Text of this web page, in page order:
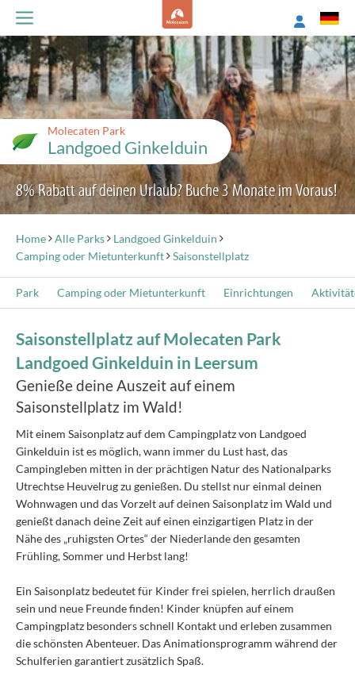
Molecaten Park
Landgoed Ginkelduin
8% Rabatt auf deinen Urlaub? Buche 3 Monate im Voraus!
Home Alle Parks
Landgoed Ginkelduin
Camping oder Mietunterkunft
Saisonstellplatz
Park Camping oder Mietunterkunft Einrichtungen
Saisonstellplatz auf Molecaten Park
Landgoed Ginkelduin in Leersum
Genieße deine Auszeit auf einem
Saisonstellplatz im Wald!
Mit einem Saisonplatz auf dem Campingplatz von Landgoed
Ginkelduin ist es möglich, wann immer du Lust hast, das
Campingleben mitten in der prächtigen Natur des Nationalparks
Utrechtse Heuvelrug zu genießen. Du stellst nur einmal deinen
Wohnwagen und das Vorzelt auf deinen Saisonplatz im Wald und
genießt danach deine Zeit auf einen einzigartigen Platz in der
Nähe des „ruhigsten Ortes“ der Niederlande den gesamten
Frühling, Sommer und Herbst lang!
Ein Saisonplatz bedeutet für Kinder frei spielen, herrlich draußen
sein und neue Freunde finden! Kinder knüpfen auf einem
Campingplatz besonders schnell Kontakt und erleben zusammen
die schönsten Abenteuer. Das Animationsprogramm während der
Schulferien garantiert zusätzlich Spaß.